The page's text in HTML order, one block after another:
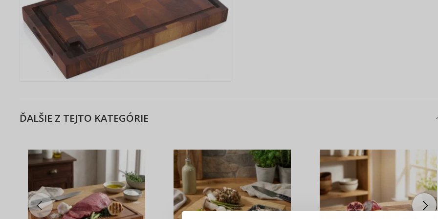
ĎALŠIE Z TEJTO KATEGÓRIE
Tu je dôvod, prečo sa oplatí vytvoriť
účet
PRIHLÁSENIE